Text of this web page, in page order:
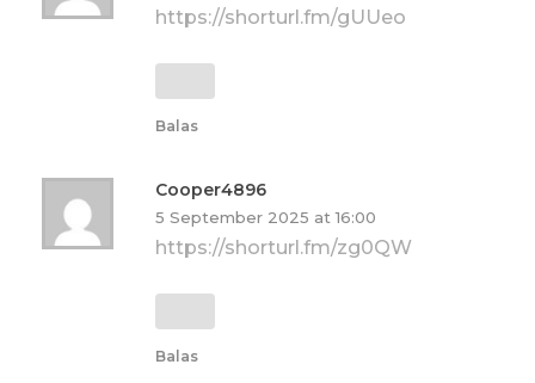
https://shorturl.fm/gUUeo
Balas
Cooper4896
5 September 2025 at 16:00
https://shorturl.fm/zg0QW
Balas